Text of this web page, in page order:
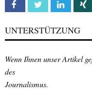
Facebook Twitter Linkedin
UNTERSTÜTZUNG
Wenn Ihnen unser Artikel
des
Journalismus.